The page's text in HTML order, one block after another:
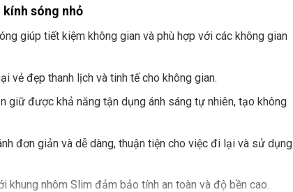
kính sóng nhỏ
giúp tiết kiệm không gian và phù hợp với các không gian
vẻ đẹp thanh lịch và tinh tế cho không gian.
giữ được khả năng tận dụng ánh sáng tự nhiên, tạo không
đơn giản và dễ dàng, thuận tiện cho việc đi lại và sử dụng
khung nhôm Slim đảm bảo tính an toàn và độ bền cao.